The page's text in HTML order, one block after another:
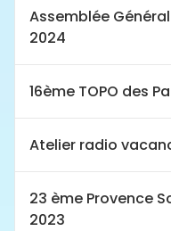
Assemblée
2024
16ème TOPO des
Atelier radio
23 ème Provence
2023